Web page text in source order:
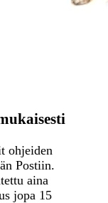
ohjeiden
Postiin.
aina
jopa 15